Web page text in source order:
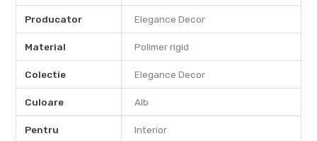
Producator Elegance Decor
Material Polimer rigid
Colectie Elegance Decor
Culoare Alb
Pentru Interior